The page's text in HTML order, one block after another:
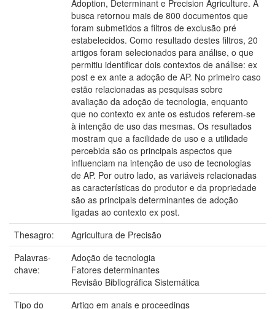
Adoption, Determinant e Precision Agriculture. A
busca retornou mais de 800 documentos que
foram submetidos a filtros de exclusão pré
estabelecidos. Como resultado destes filtros, 20
artigos foram selecionados para análise, o que
permitiu identificar dois contextos de análise: ex
post e ex ante a adoção de AP. No primeiro caso
estão relacionadas as pesquisas sobre
avaliação da adoção de tecnologia, enquanto
que no contexto ex ante os estudos referem-se
à intenção de uso das mesmas. Os resultados
mostram que a facilidade de uso e a utilidade
percebida são os principais aspectos que
influenciam na intenção de uso de tecnologias
de AP. Por outro lado, as variáveis relacionadas
as características do produtor e da propriedade
são as principais determinantes de adoção
ligadas ao contexto ex post.
Thesagro:
Agricultura de Precisão
Palavras-
chave:
Adoção de tecnologia
Fatores determinantes
Revisão Bibliográfica Sistemática
Tipo do
Artigo em anais e proceedings